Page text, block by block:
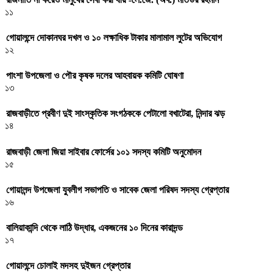
১১
গোয়ালন্দে দোকানঘর দখল ও ১০ লক্ষাধিক টাকার মালামাল লুটের অভিযোগ
১২
পাংশা উপজেলা ও পৌর কৃষক দলের আহবায়ক কমিটি ঘোষণা
১৩
রাজবাড়ীতে প্রবীণ দুই সাংস্কৃতিক সংগঠককে পেটালো বখাটেরা, নিন্দার ঝড়
১৪
রাজবাড়ী জেলা জিয়া সাইবার ফোর্সের ১০১ সদস্য কমিটি অনুমোদন
১৫
গোয়ালন্দ উপজেলা যুবলীগ সভাপতি ও সাবেক জেলা পরিষদ সদস্য গ্রেপ্তার
১৬
বালিয়াকান্দি থেকে লাঠি উদ্ধার, একজনের ১০ দিনের কারাদন্ড
১৭
গোয়ালন্দে চোলাই মদসহ দুইজন গ্রেপ্তার